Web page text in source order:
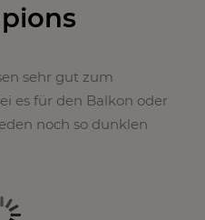
sehr gut zum
es für den Balkon oder
noch so dunklen